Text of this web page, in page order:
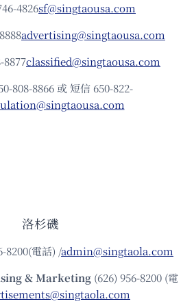
4826sf@singtaousa.com
advertising@singtaousa.com
8877classified@singtaousa.com
808-8866 或 短信 650-822-
洛杉磯
8200(電話) /admin@singtaola.com
& Marketing (626) 956-8200 (電